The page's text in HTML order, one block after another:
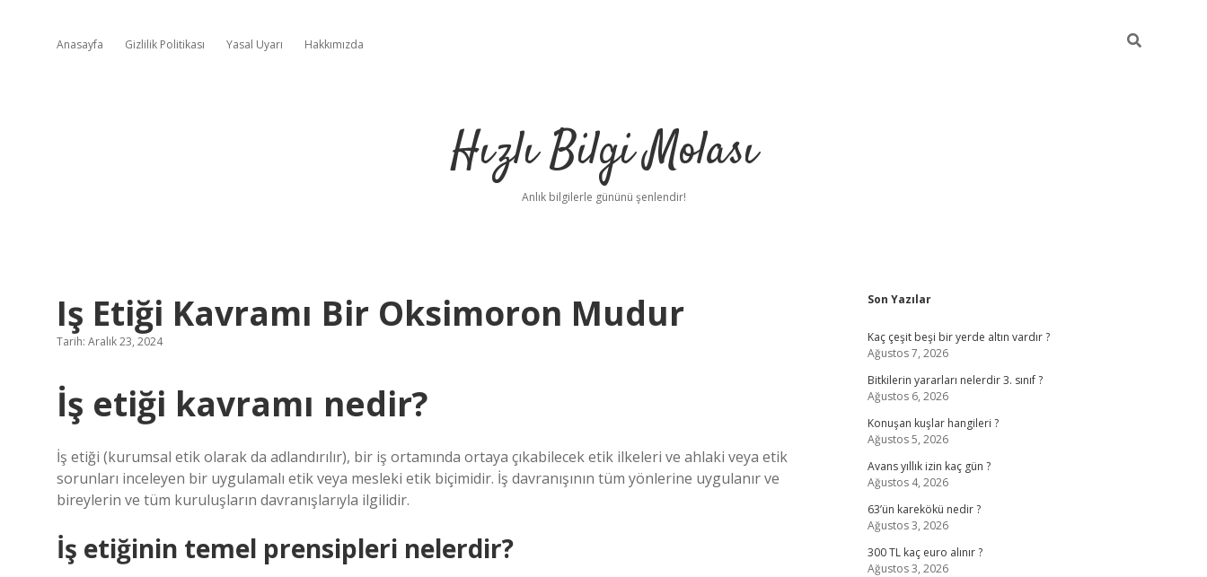
Anasayfa Gizlilik Politikası Yasal Uyarı Hakkımızda
Hızlı Bilgi Molası
Anlık bilgilerle gününü şenlendir!
Iş Etiği Kavramı Bir Oksimoron Mudur
Tarih: Aralık 23, 2024
İş etiği kavramı nedir?
İş etiği (kurumsal etik olarak da adlandırılır), bir iş ortamında ortaya çıkabilecek etik ilkeleri ve ahlaki veya etik
sorunları inceleyen bir uygulamalı etik veya mesleki etik biçimidir. İş davranışının tüm yönlerine uygulanır ve
bireylerin ve tüm kuruluşların davranışlarıyla ilgilidir.
İş etiğinin temel prensipleri nelerdir?
Sidebar
Son Yazılar
Kaç çeşit beşi bir yerde altın vardır ?
Ağustos 7, 2026
Bitkilerin yararları nelerdir 3. sınıf ?
Ağustos 6, 2026
Konuşan kuşlar hangileri ?
Ağustos 5, 2026
Avans yıllık izin kaç gün ?
Ağustos 4, 2026
63’ün karekökü nedir ?
Ağustos 3, 2026
300 TL kaç euro alınır ?
Ağustos 3, 2026